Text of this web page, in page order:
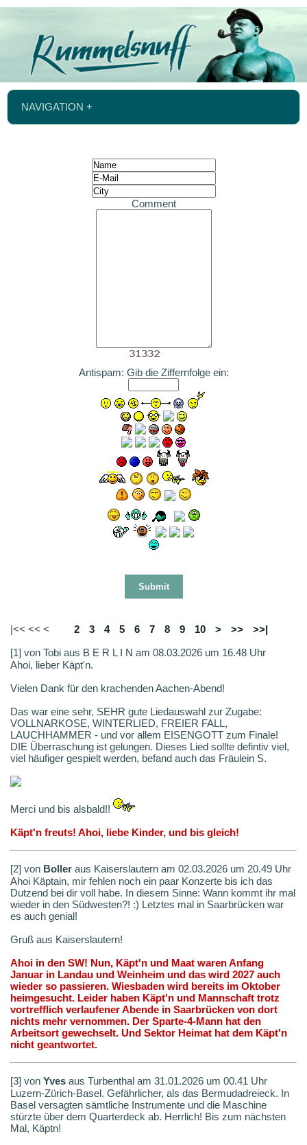
NAVIGATION +
Comment
Antispam: Gib die Ziffernfolge ein:
|<< << < 2 3 4 5 6 7 8 9 10 > >>
>>|
[1] von Tobi aus B E R L I N am 08.03.2026 um 16.48 Uhr
Ahoi, lieber Käpt'n.
Vielen Dank für den krachenden Aachen-Abend!
Das war eine sehr, SEHR gute Liedauswahl zur Zugabe:
VOLLNARKOSE, WINTERLIED, FREIER FALL,
LAUCHHAMMER - und vor allem EISENGOTT zum Finale!
DIE Überraschung ist gelungen. Dieses Lied sollte defintiv viel,
viel häufiger gespielt werden, befand auch das Fräulein S.
Merci und bis alsbald!!
Käpt'n freuts! Ahoi, liebe Kinder, und bis gleich!
[2] von Boller aus Kaiserslautern am 02.03.2026 um 20.49 Uhr
Ahoi Käptain, mir fehlen noch ein paar Konzerte bis ich das
Dutzend bei dir voll habe. In diesem Sinne: Wann kommt ihr mal
wieder in den Südwesten?! :) Letztes mal in Saarbrücken war
es auch genial!
Gruß aus Kaiserslautern!
Ahoi in den SW! Nun, Käpt'n und Maat waren Anfang
Januar in Landau und Weinheim und das wird 2027 auch
wieder so passieren. Wiesbaden wird bereits im Oktober
heimgesucht. Leider haben Käpt'n und Mannschaft trotz
vortrefflich verlaufener Abende in Saarbrücken von dort
nichts mehr vernommen. Der Sparte-4-Mann hat den
Arbeitsort gewechselt. Und Sektor Heimat hat dem Käpt'n
nicht geantwortet.
[3] von Yves aus Turbenthal am 31.01.2026 um 00.41 Uhr
Luzern-Zürich-Basel. Gefährlicher, als das Bermudadreieck. In
Basel versagten sämtliche Instrumente und die Maschine
stürzte über dem Quarterdeck ab. Herrlich! Bis zum nächsten
Mal, Käptn!